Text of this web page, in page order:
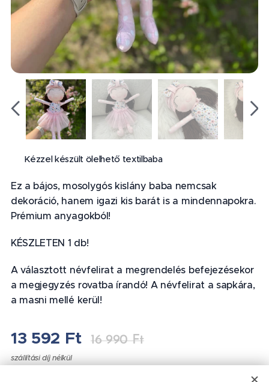
✨ Kézzel készült ölelhető textilbaba ✨
Ez a bájos, mosolygós kislány baba nemcsak
dekoráció, hanem igazi kis barát is a mindennapokra.
Prémium anyagokból!
KÉSZLETEN 1 db!
A választott névfelirat a megrendelés befejezésekor
a megjegyzés rovatba írandó! A névfelirat a sapkára,
a masni mellé kerül!
13 592 Ft 16 990Ft
szállítási díj nélkül